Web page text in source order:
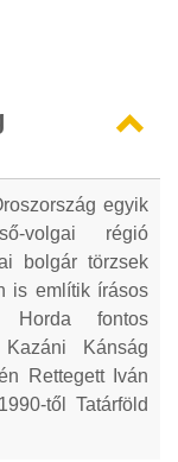
egyik
volgai régió
bolgár törzsek
is említik írásos
Horda fontos
Kánság
Rettegett Iván
től Tatárföld